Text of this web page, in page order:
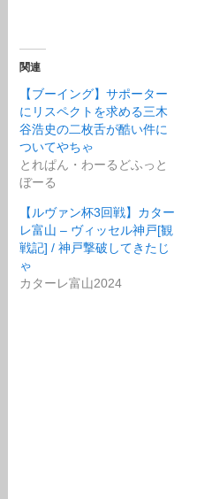
関連
【ブーイング】サポーター
にリスペクトを求める三木
谷浩史の二枚舌が酷い件に
ついてやちゃ
とれぱん・わーるどふっと
ぼーる
【ルヴァン杯3回戦】カター
レ富山 – ヴィッセル神戸[観
戦記] / 神戸撃破してきたじ
ゃ
カターレ富山2024